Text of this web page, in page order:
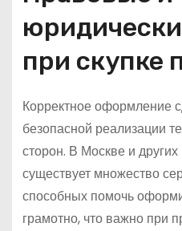
при скупке
Корректное оформление
безопасной реализации
сторон. В Москве и
существует множество
способных помочь
грамотно, что важно при